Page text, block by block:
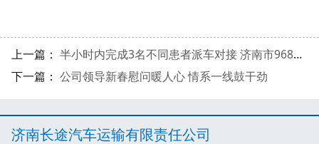
上一篇： 半小时内完成3名不同患者派车对接 济南市968120照护转运服务热线“火热开线”
下一篇： 公司领导新春慰问暖人心 情系一线鼓干劲
济南长途汽车运输有限责任公司